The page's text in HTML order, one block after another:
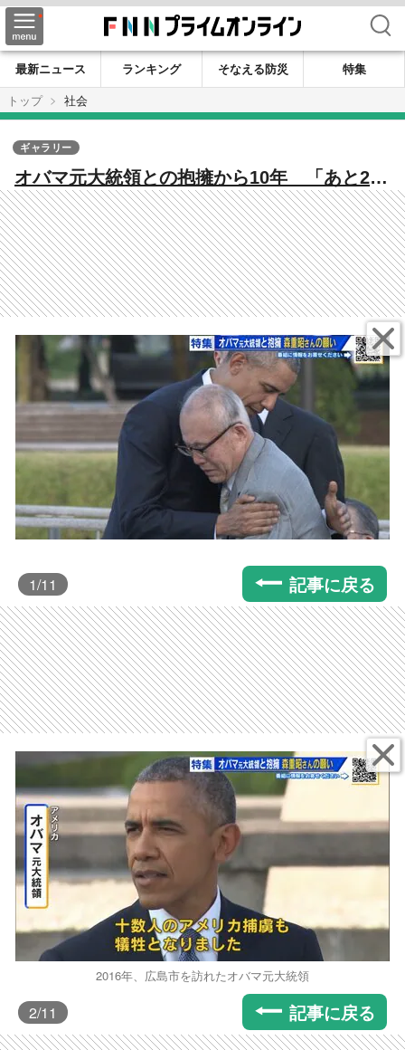
検索
最新ニュース ランキング そなえる防災
特集
トップ
社会
オバマ元大統領との抱擁から10年 「あと2
人…」被爆者・森重昭さんが託す思い 原爆
で亡くなった米兵遺族を探し続けて【広島
発】
ギャラリー
1/11 記事に戻る
2016年、広島市を訪れたオバマ元大統領
2/11 記事に戻る